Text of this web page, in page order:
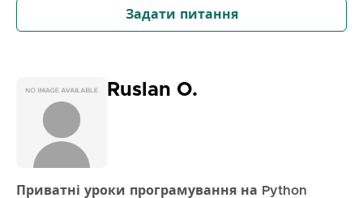
Задати питання
Ruslan O.
Приватні уроки програмування на Python